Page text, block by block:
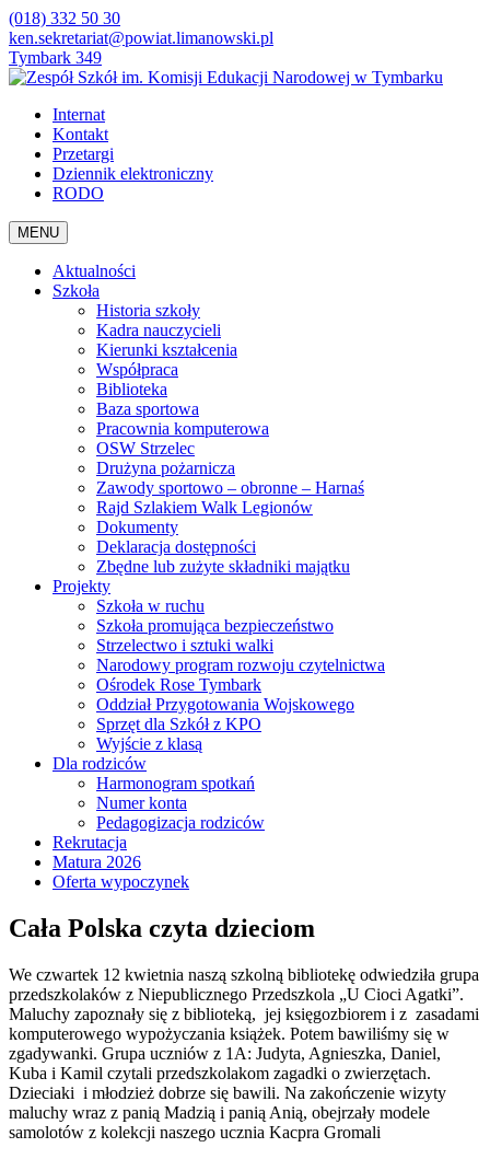
(018) 332 50 30
ken.sekretariat@powiat.limanowski.pl
Tymbark 349
Internat
Kontakt
Przetargi
Dziennik elektroniczny
RODO
MENU
Aktualności
Szkoła
Historia szkoły
Kadra nauczycieli
Kierunki kształcenia
Współpraca
Biblioteka
Baza sportowa
Pracownia komputerowa
OSW Strzelec
Drużyna pożarnicza
Zawody sportowo – obronne – Harnaś
Rajd Szlakiem Walk Legionów
Dokumenty
Deklaracja dostępności
Zbędne lub zużyte składniki majątku
Projekty
Szkoła w ruchu
Szkoła promująca bezpieczeństwo
Strzelectwo i sztuki walki
Narodowy program rozwoju czytelnictwa
Ośrodek Rose Tymbark
Oddział Przygotowania Wojskowego
Sprzęt dla Szkół z KPO
Wyjście z klasą
Dla rodziców
Harmonogram spotkań
Numer konta
Pedagogizacja rodziców
Rekrutacja
Matura 2026
Oferta wypoczynek
Cała Polska czyta dzieciom
We czwartek 12 kwietnia naszą szkolną bibliotekę odwiedziła grupa
przedszkolaków z Niepublicznego Przedszkola „U Cioci Agatki”.
Maluchy zapoznały się z biblioteką, jej księgozbiorem i z zasadami
komputerowego wypożyczania książek. Potem bawiliśmy się w
zgadywanki. Grupa uczniów z 1A: Judyta, Agnieszka, Daniel,
Kuba i Kamil czytali przedszkolakom zagadki o zwierzętach.
Dzieciaki i młodzież dobrze się bawili. Na zakończenie wizyty
maluchy wraz z panią Madzią i panią Anią, obejrzały modele
samolotów z kolekcji naszego ucznia Kacpra Gromali